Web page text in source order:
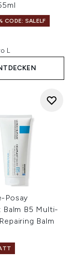
CODE: SALELF
L
Posay
Balm B5 Multi-
Balm